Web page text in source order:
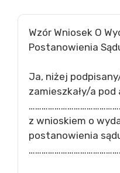
Wzór Wniosek O
Postanowienia
Ja, niżej
zamieszkały/a pod
z wnioskiem o
postanowienia